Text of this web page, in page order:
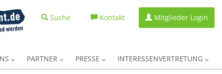
Suche Kontakt Mitglieder Login
PARTNER PRESSE INTERESSENVERTRETUNG